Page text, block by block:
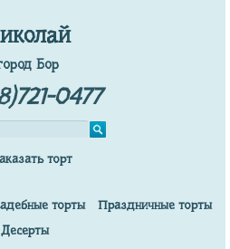
Бор
0477
торт
торты
Праздничные торты
Десерты